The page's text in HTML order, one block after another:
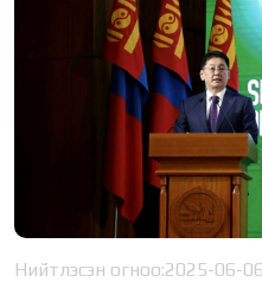
Нийтлэсэн огноо:2025-06-